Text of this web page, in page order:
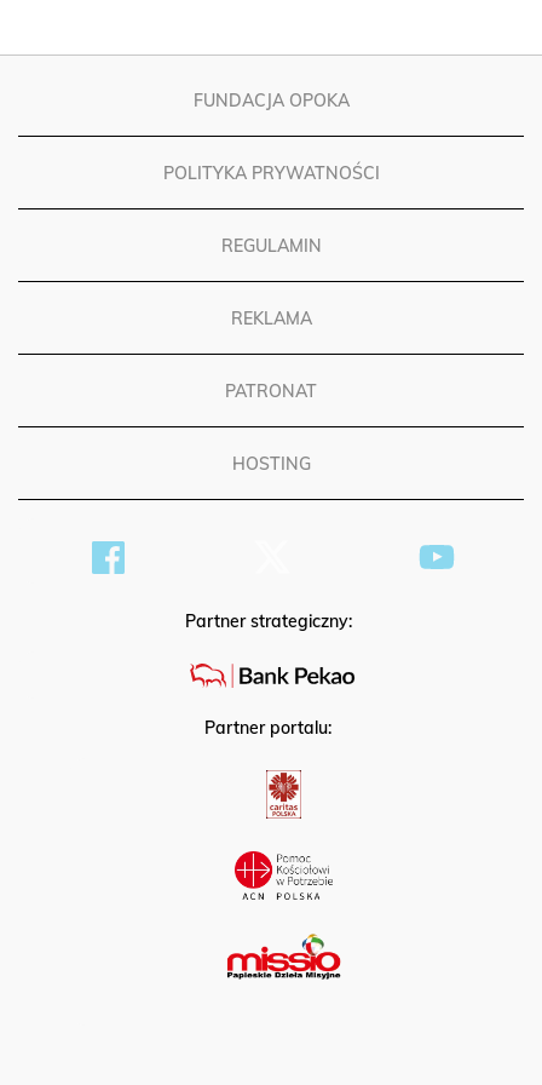
FUNDACJA OPOKA
POLITYKA PRYWATNOŚCI
REGULAMIN
REKLAMA
PATRONAT
HOSTING
Partner strategiczny:
Partner portalu: